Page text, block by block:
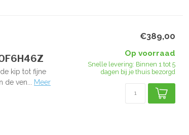
kip tot fijne
ven...
Meer
€389,00
Op voorraad
Snelle levering: Binnen 1 tot 5
dagen bij je thuis bezorgd